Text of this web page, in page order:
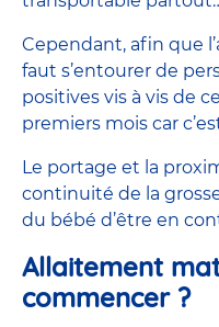
Cependant, afin que
faut s’entourer de
positives vis à vis de
premiers mois car
Le portage et la
continuité de la
du bébé d’être en
Allaitement
commencer ?